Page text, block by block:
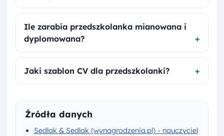
Ile zarabia przedszkolanka mianowana i
dyplomowana?
Jaki szablon CV dla przedszkolanki?
Źródła danych
Sedlak & Sedlak (wynagrodzenia.pl) - nauczyciel